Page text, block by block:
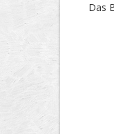
Das